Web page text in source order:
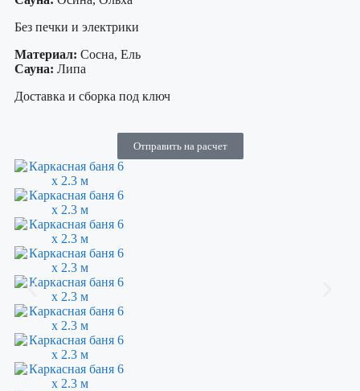
Без печки и электрики
Материал: Сосна, Ель
Сауна: Липа
Доставка и сборка под ключ
Отправить на расчет